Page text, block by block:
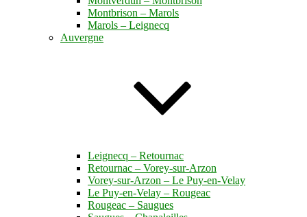
Montbrison – Marols
Marols – Leignecq
Auvergne
Leignecq – Retournac
Retournac – Vorey-sur-Arzon
Vorey-sur-Arzon – Le Puy-en-Velay
Le Puy-en-Velay – Rougeac
Rougeac – Saugues